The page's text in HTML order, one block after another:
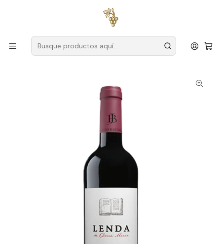
para pedidos superiores a
Productores Alentejo
Señora María
Lenda 2021 Alentejo Tinto 75cl